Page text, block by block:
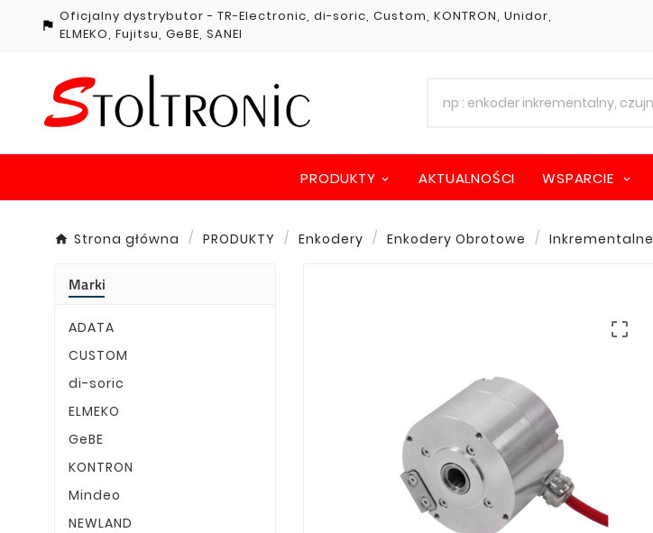

Oficjalny dystrybutor - TR-Electronic, di-soric, Custom, KONTRON, Unidor,
ELMEKO, Fujitsu, GeBE, SANEI
PRODUKTY AKTUALNOŚCI WSPARCIE
Strona główna PRODUKTY Enkodery Enkodery Obrotowe Inkrementalne
Marki
ADATA
CUSTOM
di-soric
ELMEKO
GeBE
KONTRON
Mindeo
NEWLAND
